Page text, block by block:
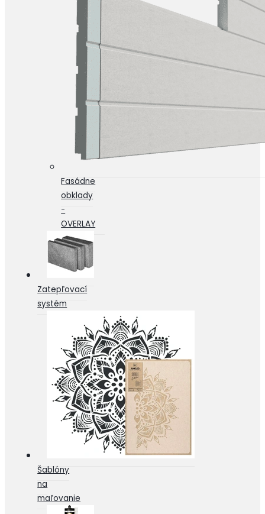
Fasádne
obklady
-
OVERLAY
Zatepľovací
systém
Šablóny
na
maľovanie